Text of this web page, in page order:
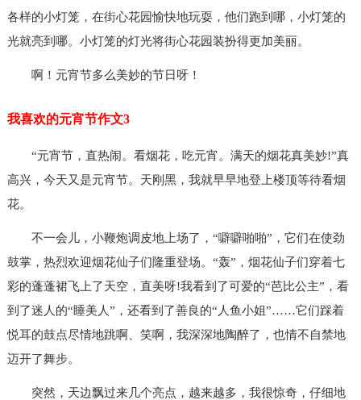
各样的小灯笼，在街心花园愉快地玩耍，他们跑到哪，小灯笼的
光就亮到哪。小灯笼的灯光将街心花园装扮得更加美丽。
啊！元宵节多么美妙的节日呀！
我喜欢的元宵节作文3
“元宵节，直热闹。看烟花，吃元宵。满天的烟花真美妙!”真
高兴，今天又是元宵节。天刚黑，我就早早地登上楼顶等待看烟
花。
不一会儿，小鞭炮调皮地上场了，“噼噼啪啪”，它们在使劲
鼓掌，热烈欢迎烟花仙子们隆重登场。“轰”，烟花仙子们穿着七
彩的蓬蓬裙飞上了天空，直美呀!我看到了可爱的“芭比公主”，看
到了迷人的“睡美人”，还看到了善良的“人鱼小姐”……它们踩着
悦耳的鼓点尽情地跳啊、笑啊，我深深地陶醉了，也情不自禁地
迈开了舞步。
突然，天边飘过来几个亮点，越来越多，我很惊奇，仔细地